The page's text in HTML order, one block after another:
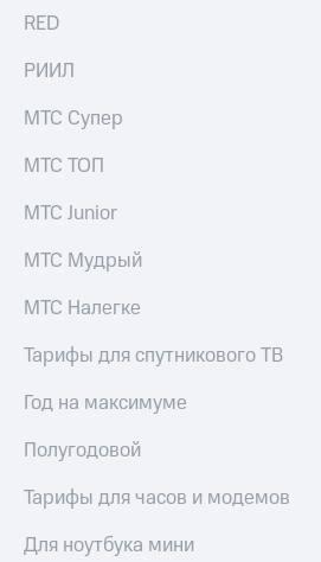
Информация
Документы
"МТС"
акционеров
Личный
акционера
капитал
и
Рынок
Программа
RED
РИИЛ
МТС Супер
МТС ТОП
МТС Junior
МТС Мудрый
МТС Налегке
Тарифы для спутникового ТВ
Год на максимуме
Полугодовой
Тарифы для часов и модемов
Для ноутбука мини